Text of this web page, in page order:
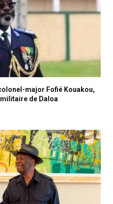
major Fofié Kouakou,
de Daloa